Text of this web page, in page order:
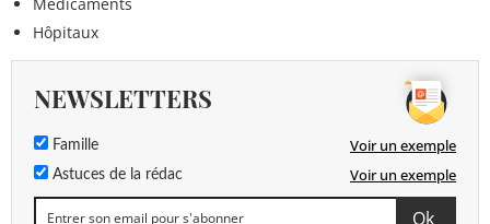
Hôpitaux
NEWSLETTERS
Famille Voir un exemple
Astuces de la rédac Voir un exemple